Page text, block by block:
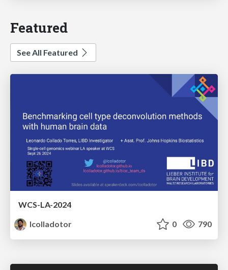
Featured
See All Featured
WCS-LA-2024
lcolladotor
0 790